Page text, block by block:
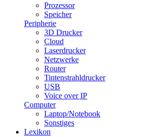
Prozessor
Speicher
Peripherie
3D Drucker
Cloud
Laserdrucker
Netzwerke
Router
Tintenstrahldrucker
USB
Voice over IP
Computer
Laptop/Notebook
Sonstiges
Lexikon